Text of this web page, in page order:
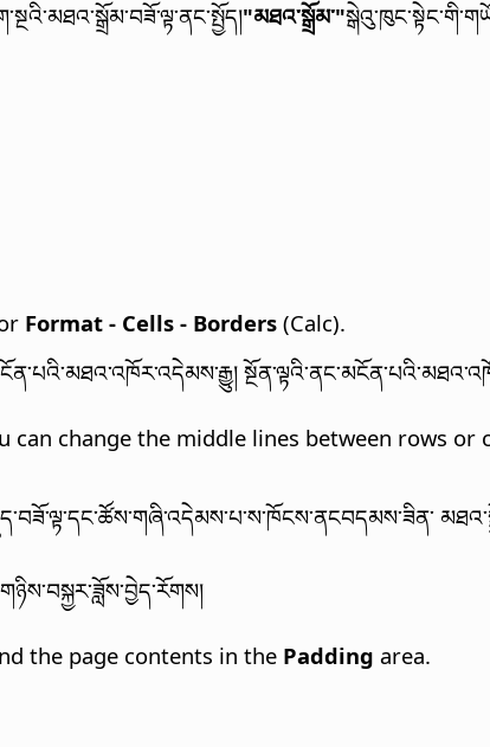
"མཐའ་སྒྲོམ་"
Format - Cells - Borders (Calc).
change the middle lines between rows
the page contents in the Padding area.